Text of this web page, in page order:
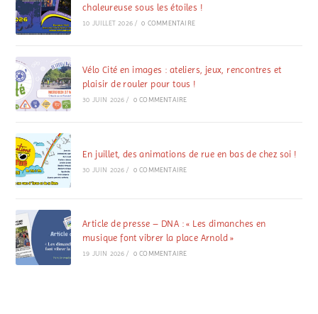
chaleureuse sous les étoiles !
10 JUILLET 2026 / 0 COMMENTAIRE
Vélo Cité en images : ateliers, jeux, rencontres et
plaisir de rouler pour tous !
30 JUIN 2026 / 0 COMMENTAIRE
En juillet, des animations de rue en bas de chez soi !
30 JUIN 2026 / 0 COMMENTAIRE
Article de presse – DNA : « Les dimanches en
musique font vibrer la place Arnold »
19 JUIN 2026 / 0 COMMENTAIRE